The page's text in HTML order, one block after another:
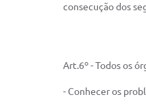
consecução dos
Art.6º - Todos os
- Conhecer os